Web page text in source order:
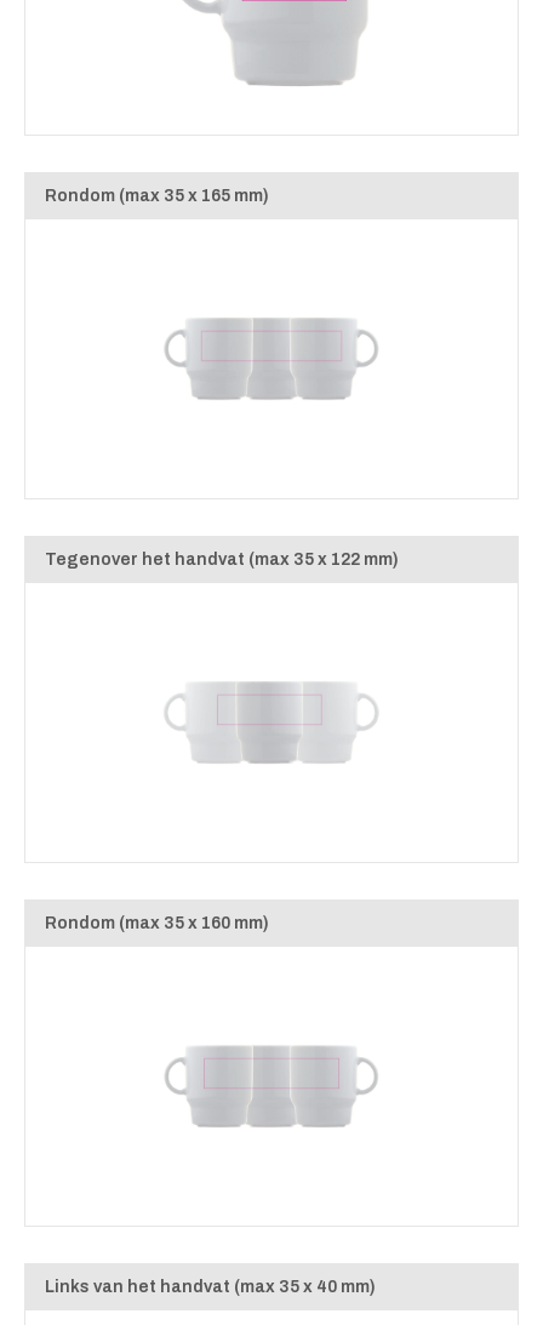
Rondom (max 35 x 165 mm)
Tegenover het handvat (max 35 x 122 mm)
Rondom (max 35 x 160 mm)
Links van het handvat (max 35 x 40 mm)